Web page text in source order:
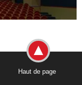
Haut de page